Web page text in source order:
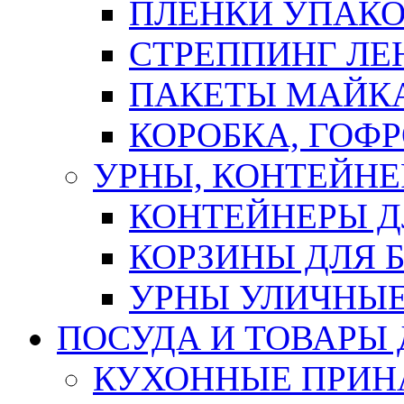
ПЛЕНКИ
СТРЕППИНГ
ПАКЕТЫ
КОРОБКА,
УРНЫ,
КОНТЕЙНЕРЫ
КОРЗИНЫ ДЛЯ
УРНЫ
ПОСУДА И ТОВАРЫ
КУХОННЫЕ